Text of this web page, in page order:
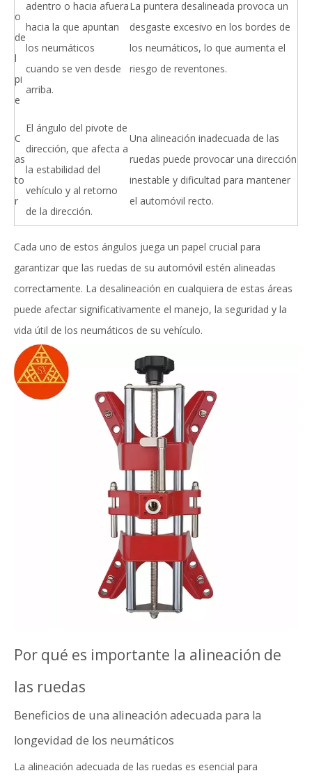
o
de
l
pi
e
adentro o hacia afuera
hacia la que apuntan
los neumáticos
cuando se ven desde
arriba.
La puntera desalineada provoca un
desgaste excesivo en los bordes de
los neumáticos, lo que aumenta el
riesgo de reventones.
C
as
to
r
El ángulo del pivote de
dirección, que afecta a
la estabilidad del
vehículo y al retorno
de la dirección.
Una alineación inadecuada de las
ruedas puede provocar una dirección
inestable y dificultad para mantener
el automóvil recto.
Cada uno de estos ángulos juega un papel crucial para
garantizar que las ruedas de su automóvil estén alineadas
correctamente. La desalineación en cualquiera de estas áreas
puede afectar significativamente el manejo, la seguridad y la
vida útil de los neumáticos de su vehículo.
Por qué es importante la alineación de
las ruedas
Beneficios de una alineación adecuada para la
longevidad de los neumáticos
La alineación adecuada de las ruedas es esencial para